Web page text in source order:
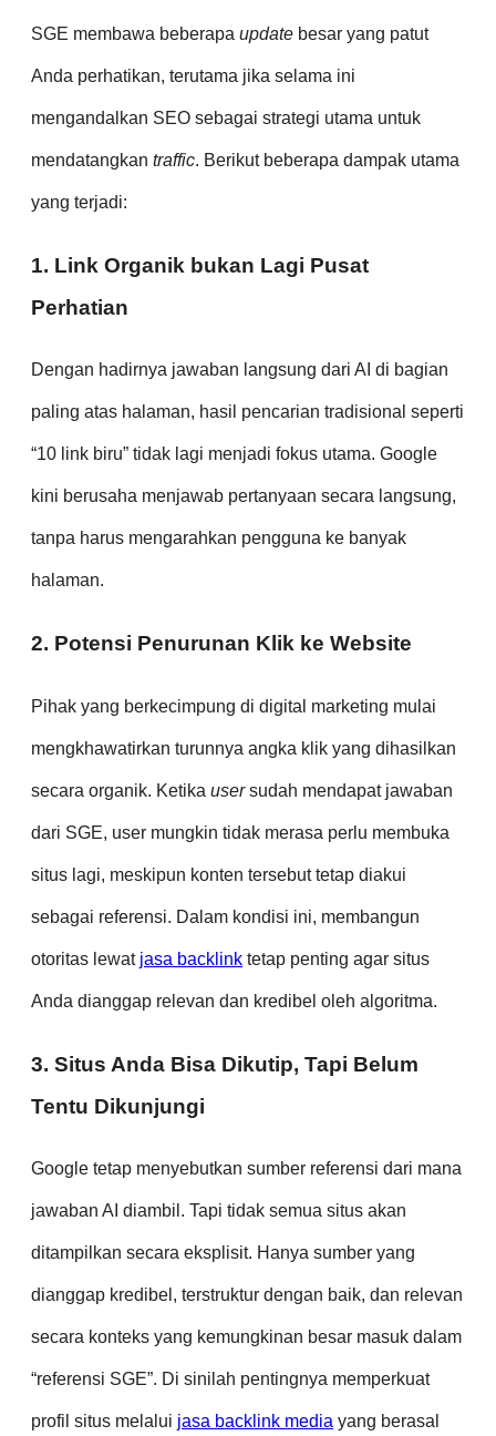
SGE membawa beberapa update besar yang patut
Anda perhatikan, terutama jika selama ini
mengandalkan SEO sebagai strategi utama untuk
mendatangkan traffic. Berikut beberapa dampak utama
yang terjadi:
1. Link Organik bukan Lagi Pusat
Perhatian
Dengan hadirnya jawaban langsung dari AI di bagian
paling atas halaman, hasil pencarian tradisional seperti
“10 link biru” tidak lagi menjadi fokus utama. Google
kini berusaha menjawab pertanyaan secara langsung,
tanpa harus mengarahkan pengguna ke banyak
halaman.
2. Potensi Penurunan Klik ke Website
Pihak yang berkecimpung di digital marketing mulai
mengkhawatirkan turunnya angka klik yang dihasilkan
secara organik. Ketika usersudah mendapat jawaban
dari SGE, user mungkin tidak merasa perlu membuka
situs lagi, meskipun konten tersebut tetap diakui
sebagai referensi. Dalam kondisi ini, membangun
otoritas lewat jasa backlink tetap penting agar situs
Anda dianggap relevan dan kredibel oleh algoritma.
3. Situs Anda Bisa Dikutip, Tapi Belum
Tentu Dikunjungi
Google tetap menyebutkan sumber referensi dari mana
jawaban AI diambil. Tapi tidak semua situs akan
ditampilkan secara eksplisit. Hanya sumber yang
dianggap kredibel, terstruktur dengan baik, dan relevan
secara konteks yang kemungkinan besar masuk dalam
“referensi SGE”. Di sinilah pentingnya memperkuat
profil situs melalui jasa backlink media yang berasal